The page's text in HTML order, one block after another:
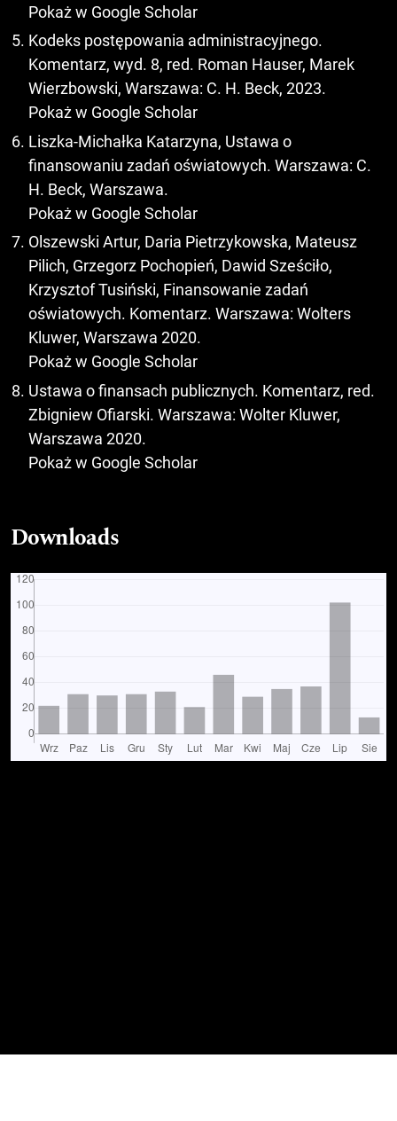
Pokaż w Google Scholar
Kodeks postępowania administracyjnego.
Komentarz, wyd. 8, red. Roman Hauser, Marek
Wierzbowski, Warszawa: C. H. Beck, 2023.
Pokaż w Google Scholar
Liszka-Michałka Katarzyna, Ustawa o
finansowaniu zadań oświatowych. Warszawa: C.
H. Beck, Warszawa.
Pokaż w Google Scholar
Olszewski Artur, Daria Pietrzykowska, Mateusz
Pilich, Grzegorz Pochopień, Dawid Sześciło,
Krzysztof Tusiński, Finansowanie zadań
oświatowych. Komentarz. Warszawa: Wolters
Kluwer, Warszawa 2020.
Pokaż w Google Scholar
Ustawa o finansach publicznych. Komentarz, red.
Zbigniew Ofiarski. Warszawa: Wolter Kluwer,
Warszawa 2020.
Pokaż w Google Scholar
Downloads